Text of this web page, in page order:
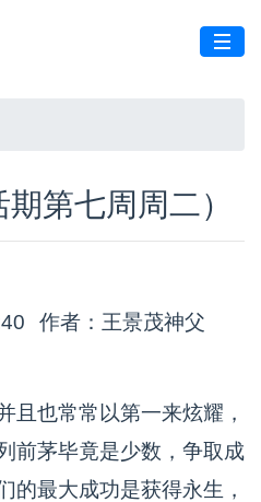
第七周周二）
作者：王景茂神父
且也常常以第一来炫耀，
前茅毕竟是少数，争取成
的最大成功是获得永生，